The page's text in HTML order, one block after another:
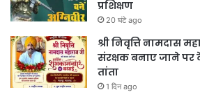
प्रशिक्षण
20 घंटे ago
श्री निवृत्ति नामदास
संरक्षक बनाए जाने पर
तांता
1 दिन ago